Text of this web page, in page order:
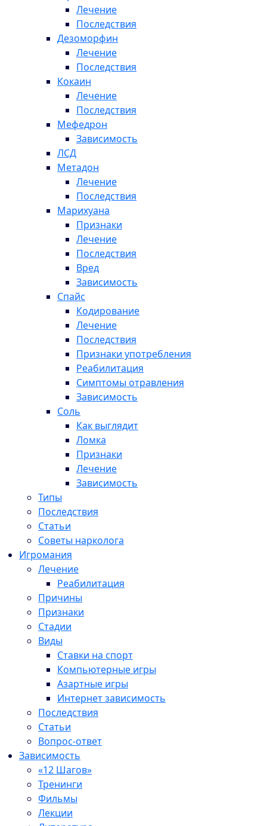
Лечение
Последствия
Дезоморфин
Лечение
Последствия
Кокаин
Лечение
Последствия
Мефедрон
Зависимость
ЛСД
Метадон
Лечение
Последствия
Марихуана
Признаки
Лечение
Последствия
Вред
Зависимость
Спайс
Кодирование
Лечение
Последствия
Признаки употребления
Реабилитация
Симптомы отравления
Зависимость
Соль
Как выглядит
Ломка
Признаки
Лечение
Зависимость
Типы
Последствия
Статьи
Советы нарколога
Игромания
Лечение
Реабилитация
Причины
Признаки
Стадии
Виды
Ставки на спорт
Компьютерные игры
Азартные игры
Интернет зависимость
Последствия
Статьи
Вопрос-ответ
Зависимость
«12 Шагов»
Тренинги
Фильмы
Лекции